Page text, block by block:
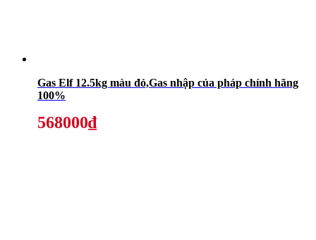
Gas Elf 12.5kg màu đỏ,Gas nhập của pháp chính hãng
100%
568000₫